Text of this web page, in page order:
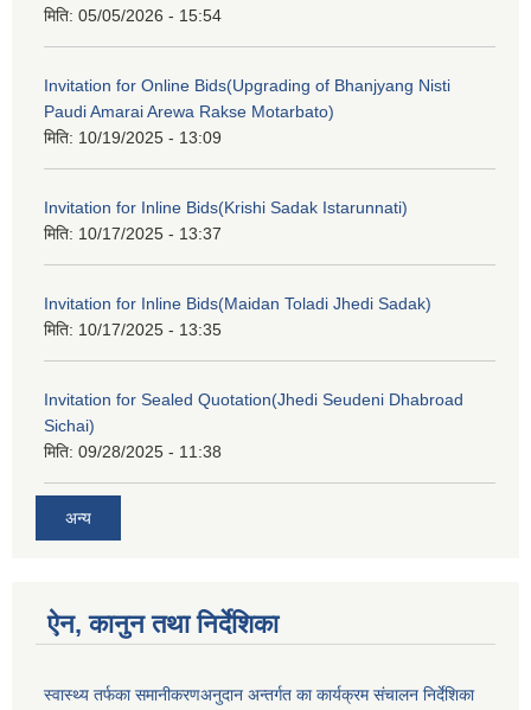
मिति: 05/05/2026 - 15:54
Invitation for Online Bids(Upgrading of Bhanjyang Nisti
Paudi Amarai Arewa Rakse Motarbato)
मिति: 10/19/2025 - 13:09
Invitation for Inline Bids(Krishi Sadak Istarunnati)
मिति: 10/17/2025 - 13:37
Invitation for Inline Bids(Maidan Toladi Jhedi Sadak)
मिति: 10/17/2025 - 13:35
Invitation for Sealed Quotation(Jhedi Seudeni Dhabroad
Sichai)
मिति: 09/28/2025 - 11:38
अन्य
ऐन, कानुन तथा निर्देशिका
स्वास्थ्य तर्फका समानीकरणअनुदान अन्तर्गत का कार्यक्रम संचालन निर्देशिका